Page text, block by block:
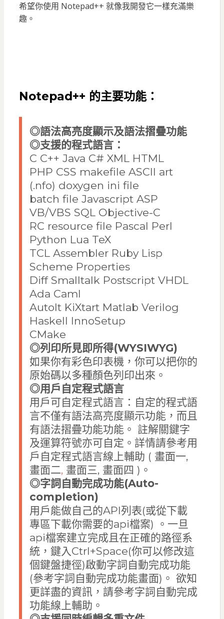
希望你使用 Notepad++ 就像我開發它一樣充滿樂
趣。
Notepad++ 的主要功能：
◎語法高亮度顯示及語法摺疊功能
◎支援的程式語言：
C C++ Java C# XML HTML
PHP CSS makefile ASCII art
(.nfo) doxygen ini file
batch file Javascript ASP
VB/VBS SQL Objective-C
RC resource file Pascal Perl
Python Lua TeX
TCL Assembler Ruby Lisp
Scheme Properties
Diff Smalltalk Postscript VHDL
Ada Caml
AutoIt KiXtart Matlab Verilog
Haskell InnoSetup
CMake
◎列印所見即所得(WYSIWYG)
如果你有彩色印表機，你可以把你的
原始碼以多種顏色列印出來。
◎用戶自定程式語言
用戶可自定程式語言：自定的程式語
言不僅有語法高亮度顯示功能，而且
有語法摺疊功能功能。 註解關鍵字
及運算符號亦可自定。詳情請參考用
戶自定程式語言線上輔助 ( 畫面一,
畫面二, 畫面三, 畫面四 )。
◎字詞自動完成功能(Auto-
completion)
用戶能做自己的API列表(或從下載
專區下載你需要的api檔案) 。一旦
api檔案建立完成且在正確的路徑系
統，鍵入Ctrl+Space(你可以修改這
個鍵盤捷徑)啟動字詞自動完成功能
(參考字詞自動完成功能畫面)。 欲知
更詳盡的資訊，請參考字詞自動完成
功能線上輔助。